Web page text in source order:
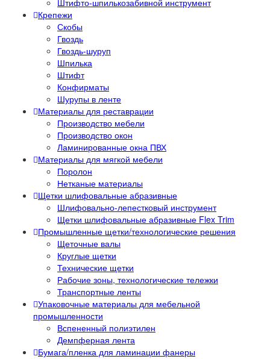
Штифто-шпилькозабивной инструмент
Крепежи
Скобы
Гвоздь
Гвоздь-шуруп
Шпилька
Штифт
Конфирматы
Шурупы в ленте
Материалы для реставрации
Производство мебели
Производство окон
Ламинированные окна ПВХ
Материалы для мягкой мебели
Поролон
Нетканые материалы
Щетки шлифовальные абразивные
Шлифовально-лепестковый инструмент
Щетки шлифовальные абразивные Flex Trim
Промышленные щетки/технологические решения
Щеточные валы
Круглые щетки
Технические щетки
Рабочие зоны, технологические тележки
Транспортные ленты
Упаковочные материалы для мебельной
промышленности
Вспененный полиэтилен
Демпферная лента
Бумага/пленка для ламинации фанеры